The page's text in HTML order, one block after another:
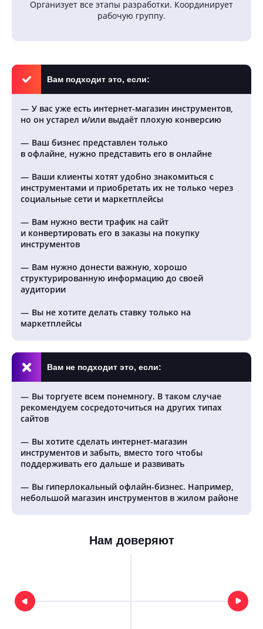
Организует все этапы разработки. Координирует
рабочую группу.
Вам подходит это, если:
У вас уже есть интернет-магазин инструментов,
но он устарел и/или выдаёт плохую конверсию
Ваш бизнес представлен только
в офлайне, нужно представить его в онлайне
Ваши клиенты хотят удобно знакомиться с
инструментами и приобретать их не только через
социальные сети и маркетплейсы
Вам нужно вести трафик на сайт
и конвертировать его в заказы на покупку
инструментов
Вам нужно донести важную, хорошо
структурированную информацию до своей
аудитории
Вы не хотите делать ставку только на
маркетплейсы
Вам не подходит это, если:
Вы торгуете всем понемногу. В таком случае
рекомендуем сосредоточиться на других типах
сайтов
Вы хотите сделать интернет-магазин
инструментов и забыть, вместо того чтобы
поддерживать его дальше и развивать
Вы гиперлокальный офлайн-бизнес. Например,
небольшой магазин инструментов в жилом районе
Нам доверяют